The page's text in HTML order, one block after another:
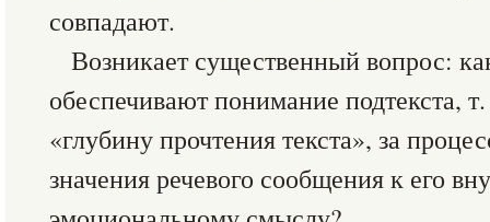
совпадают.
Возникает существенный вопрос:
обеспечивают понимание подтекста,
«глубину прочтения текста», за
значения речевого сообщения к его